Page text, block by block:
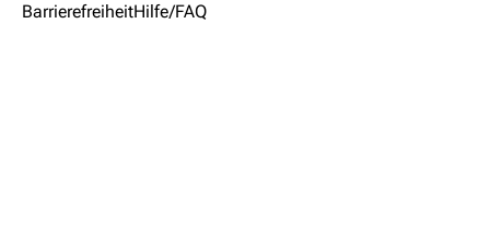
BarrierefreiheitHilfe/FAQ